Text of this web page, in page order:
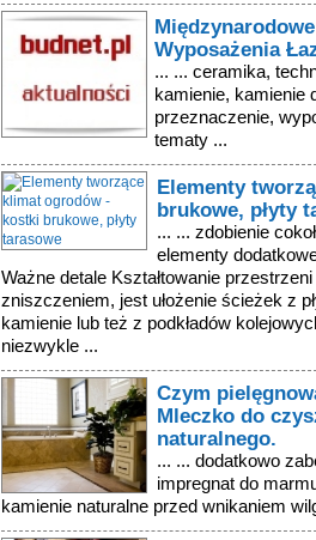
Wyposażenia
... ... ceramika,
kamienie, kamienie
przeznaczenie,
tematy ...
Elementy
brukowe, płyty
... ... zdobienie
elementy
Ważne detale Kształtowanie
zniszczeniem, jest ułożenie ścieżek z
kamienie lub też z podkładów
niezwykle ...
Czym
Mleczko do
naturalnego.
... ... dodatkowo
impregnat do
kamienie naturalne przed wnikaniem